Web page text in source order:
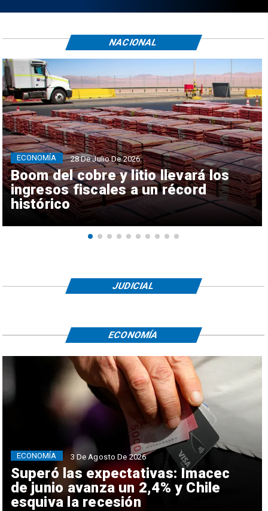
Boom del cobre y litio llevará los
ingresos fiscales a un récord
histórico
ECONOMÍA 28 De Julio De 2026
NACIONAL
JUDICIAL
Superó las expectativas: Imacec
de junio avanza un 2,4% y Chile
esquiva la recesión
ECONOMÍA 3 De Agosto De 2026
ECONOMÍA